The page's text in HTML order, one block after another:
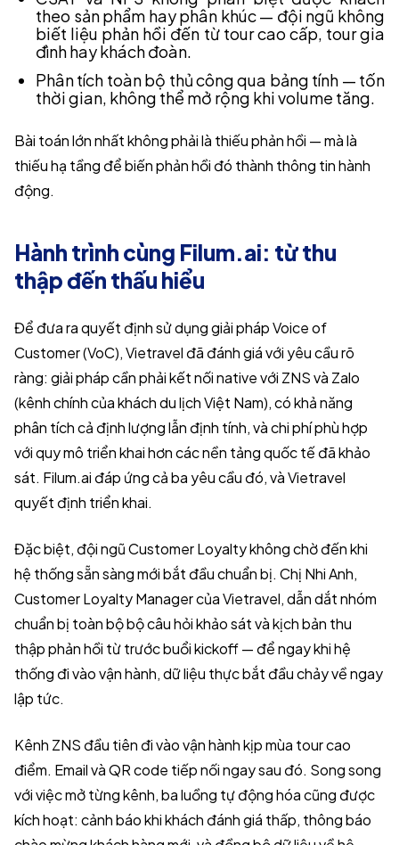
theo sản phẩm hay phân khúc — đội ngũ không
biết liệu phản hồi đến từ tour cao cấp, tour gia
đình hay khách đoàn.
Phân tích toàn bộ thủ công qua bảng tính — tốn
thời gian, không thể mở rộng khi volume tăng.
Bài toán lớn nhất không phải là thiếu phản hồi — mà là
thiếu hạ tầng để biến phản hồi đó thành thông tin hành
động.
Hành trình cùng Filum.ai: từ thu
thập đến thấu hiểu
Để đưa ra quyết định sử dụng giải pháp Voice of
Customer (VoC), Vietravel đã đánh giá với yêu cầu rõ
ràng: giải pháp cần phải kết nối native với ZNS và Zalo
(kênh chính của khách du lịch Việt Nam), có khả năng
phân tích cả định lượng lẫn định tính, và chi phí phù hợp
với quy mô triển khai hơn các nền tảng quốc tế đã khảo
sát. Filum.ai đáp ứng cả ba yêu cầu đó, và Vietravel
quyết định triển khai.
Đặc biệt, đội ngũ Customer Loyalty không chờ đến khi
hệ thống sẵn sàng mới bắt đầu chuẩn bị. Chị Nhi Anh,
Customer Loyalty Manager của Vietravel, dẫn dắt nhóm
chuẩn bị toàn bộ bộ câu hỏi khảo sát và kịch bản thu
thập phản hồi từ trước buổi kickoff — để ngay khi hệ
thống đi vào vận hành, dữ liệu thực bắt đầu chảy về ngay
lập tức.
Kênh ZNS đầu tiên đi vào vận hành kịp mùa tour cao
điểm. Email và QR code tiếp nối ngay sau đó. Song song
với việc mở từng kênh, ba luồng tự động hóa cũng được
kích hoạt: cảnh báo khi khách đánh giá thấp, thông báo